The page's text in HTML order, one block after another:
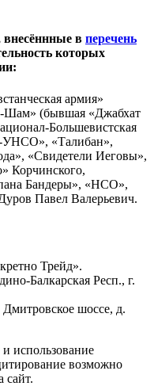
внесённные в перечень
которых
армия»
(бывшая «Джабхат
Большевистская
«Талибан»,
«Свидетели Иеговы»,
Корчинского,
Бандеры», «НСО»,
Павел Валерьевич.
Трейд».
Балкарская Респ., г.
шоссе, д.
использование
возможно
сайт.